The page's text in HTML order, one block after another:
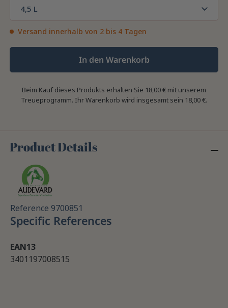
4,5 L
Versand innerhalb von 2 bis 4 Tagen
In den Warenkorb
Beim Kauf dieses Produkts erhalten Sie 18,00 € mit unserem
Treueprogramm. Ihr Warenkorb wird insgesamt sein 18,00 €.
Product Details
Reference 9700851
Specific References
EAN13
3401197008515